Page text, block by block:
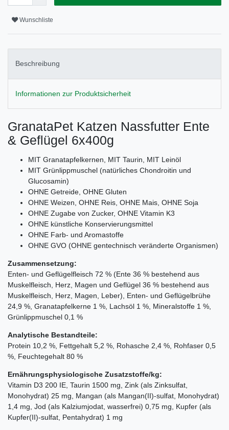
Wunschliste
Beschreibung
Informationen zur Produktsicherheit
GranataPet Katzen Nassfutter Ente
& Geflügel 6x400g
MIT Granatapfelkernen, MIT Taurin, MIT Leinöl
MIT Grünlippmuschel (natürliches Chondroitin und
Glucosamin)
OHNE Getreide, OHNE Gluten
OHNE Weizen, OHNE Reis, OHNE Mais, OHNE Soja
OHNE Zugabe von Zucker, OHNE Vitamin K3
OHNE künstliche Konservierungsmittel
OHNE Farb- und Aromastoffe
OHNE GVO (OHNE gentechnisch veränderte Organismen)
Zusammensetzung:
Enten- und Geflügelfleisch 72 % (Ente 36 % bestehend aus
Muskelfleisch, Herz, Magen und Geflügel 36 % bestehend aus
Muskelfleisch, Herz, Magen, Leber), Enten- und Geflügelbrühe
24,9 %, Granatapfelkerne 1 %, Lachsöl 1 %, Mineralstoffe 1 %,
Grünlippmuschel 0,1 %
Analytische Bestandteile:
Protein 10,2 %, Fettgehalt 5,2 %, Rohasche 2,4 %, Rohfaser 0,5
%, Feuchtegehalt 80 %
Ernährungsphysiologische Zusatzstoffe/kg:
Vitamin D3 200 IE, Taurin 1500 mg, Zink (als Zinksulfat,
Monohydrat) 25 mg, Mangan (als Mangan(II)-sulfat, Monohydrat)
1,4 mg, Jod (als Kalziumjodat, wasserfrei) 0,75 mg, Kupfer (als
Kupfer(II)-sulfat, Pentahydrat) 1 mg